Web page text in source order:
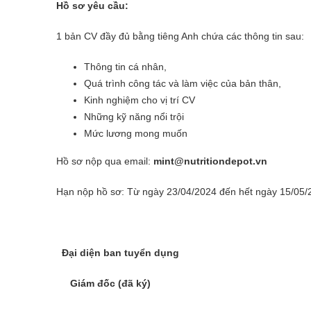
Hồ sơ yêu cầu:
1 bản CV đầy đủ bằng tiêng Anh chứa các thông tin sau:
Thông tin cá nhân,
Quá trình công tác và làm việc của bản thân,
Kinh nghiệm cho vị trí CV
Những kỹ năng nổi trội
Mức lương mong muốn
Hồ sơ nộp qua email: mint@nutritiondepot.vn
Hạn nộp hồ sơ: Từ ngày 23/04/2024 đến hết ngày 15/05/
Đại diện ban tuyển dụng
Giám đốc (đã ký)